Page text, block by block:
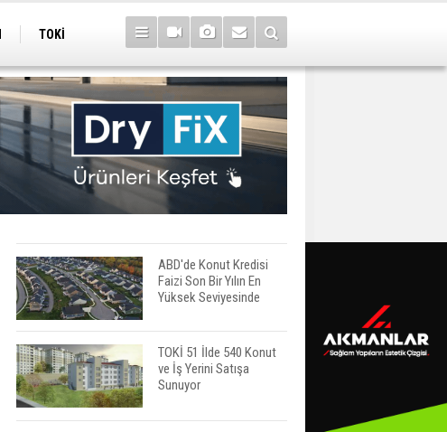
TOKİ
ABD'de Konut Kredisi
Faizi Son Bir Yılın En
Yüksek Seviyesinde
TOKİ 51 İlde 540 Konut
ve İş Yerini Satışa
Sunuyor